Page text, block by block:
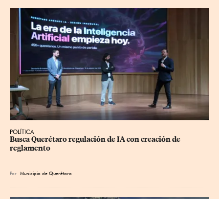
POLÍTICA
Busca Querétaro regulación de IA con creación de
reglamento
Por Municipio de Querétaro